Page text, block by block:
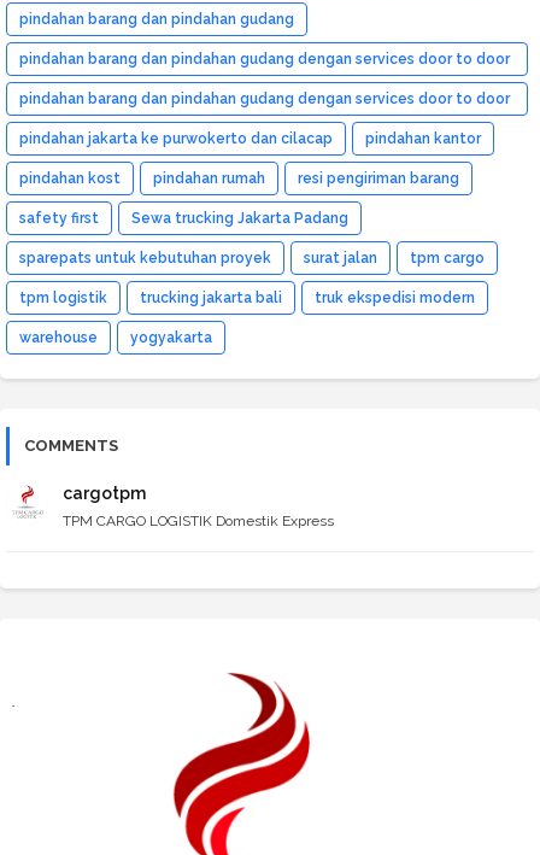
pindahan barang dan pindahan gudang
pindahan barang dan pindahan gudang dengan services door to door
dan murah
pindahan barang dan pindahan gudang dengan services door to door
dan murah medan
pindahan jakarta ke purwokerto dan cilacap pindahan kantor
pindahan kost pindahan rumah resi pengiriman barang
safety first Sewa trucking Jakarta Padang
sparepats untuk kebutuhan proyek surat jalan tpm cargo
tpm logistik trucking jakarta bali truk ekspedisi modern
warehouse yogyakarta
COMMENTS
cargotpm
TPM CARGO LOGISTIK Domestik Express